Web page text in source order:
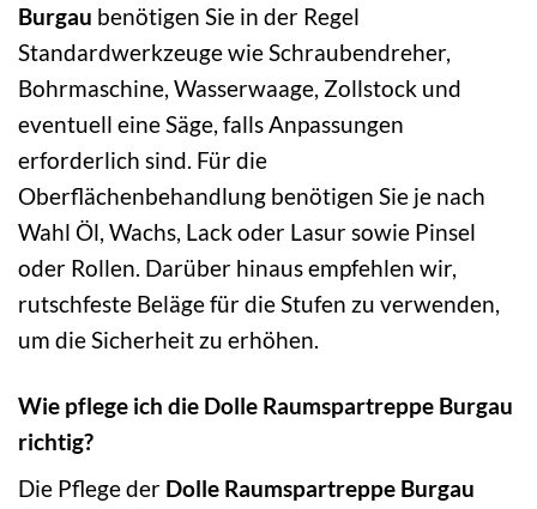
Burgau benötigen Sie in der Regel
Standardwerkzeuge wie Schraubendreher,
Bohrmaschine, Wasserwaage, Zollstock und
eventuell eine Säge, falls Anpassungen
erforderlich sind. Für die
Oberflächenbehandlung benötigen Sie je nach
Wahl Öl, Wachs, Lack oder Lasur sowie Pinsel
oder Rollen. Darüber hinaus empfehlen wir,
rutschfeste Beläge für die Stufen zu verwenden,
um die Sicherheit zu erhöhen.
Wie pflege ich die Dolle Raumspartreppe Burgau
richtig?
Die Pflege der Dolle Raumspartreppe Burgau